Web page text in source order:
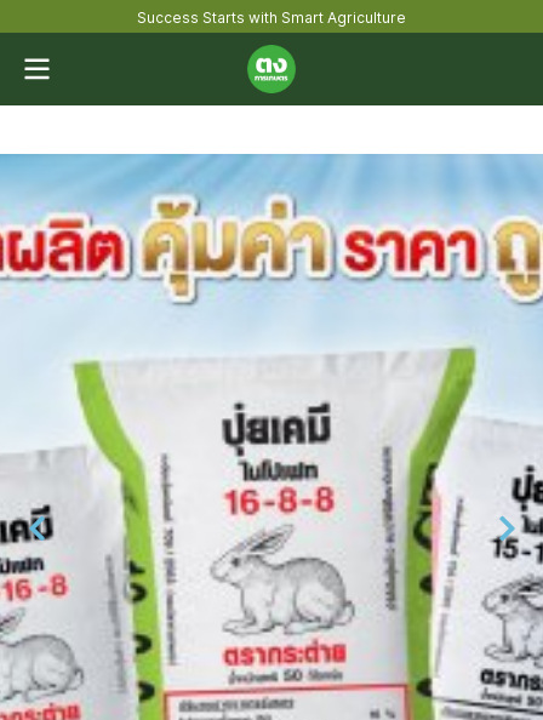
Success Starts with Smart Agriculture